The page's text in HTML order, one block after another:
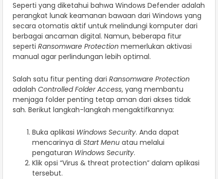
Seperti yang diketahui bahwa Windows Defender adalah
perangkat lunak keamanan bawaan dari Windows yang
secara otomatis aktif untuk melindungi komputer dari
berbagai ancaman digital. Namun, beberapa fitur
seperti Ransomware Protection memerlukan aktivasi
manual agar perlindungan lebih optimal.
Salah satu fitur penting dari Ransomware Protection
adalah Controlled Folder Access, yang membantu
menjaga folder penting tetap aman dari akses tidak
sah. Berikut langkah-langkah mengaktifkannya:
Buka aplikasi Windows Security. Anda dapat
mencarinya di Start Menu atau melalui
pengaturan Windows Security.
Klik opsi “Virus & threat protection” dalam aplikasi
tersebut.